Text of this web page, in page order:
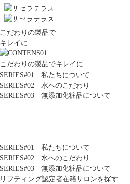
こだわりの製品で
キレイに
こだわりの製品でキレイに
SERIES#01 私たちについて
SERIES#02 水へのこだわり
SERIES#03 無添加化粧品について
SERIES#01 私たちについて
SERIES#02 水へのこだわり
SERIES#03 無添加化粧品について
リフティング認定者在籍サロンを探す